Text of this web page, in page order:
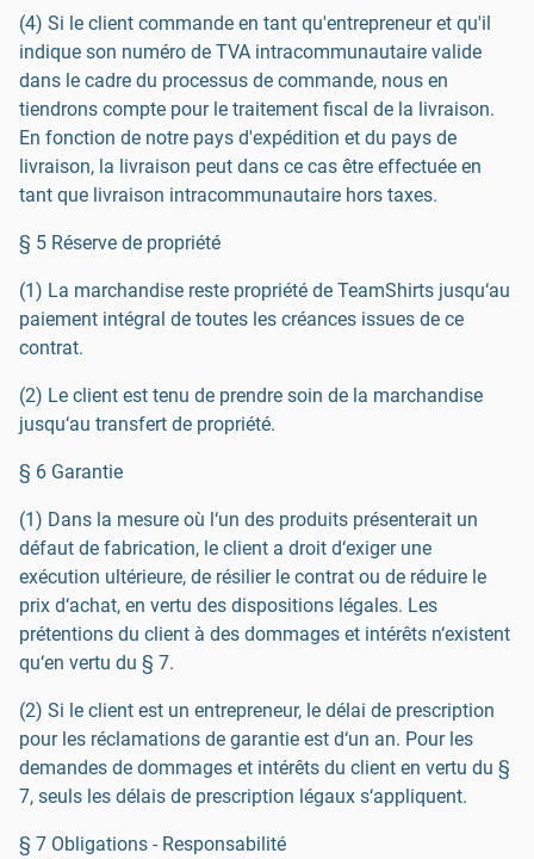
(4) Si le client commande en tant qu'entrepreneur et qu'il
indique son numéro de TVA intracommunautaire valide
dans le cadre du processus de commande, nous en
tiendrons compte pour le traitement fiscal de la livraison.
En fonction de notre pays d'expédition et du pays de
livraison, la livraison peut dans ce cas être effectuée en
tant que livraison intracommunautaire hors taxes.
§ 5 Réserve de propriété
(1) La marchandise reste propriété de TeamShirts jusqu‘au
paiement intégral de toutes les créances issues de ce
contrat.
(2) Le client est tenu de prendre soin de la marchandise
jusqu‘au transfert de propriété.
§ 6 Garantie
(1) Dans la mesure où l‘un des produits présenterait un
défaut de fabrication, le client a droit d‘exiger une
exécution ultérieure, de résilier le contrat ou de réduire le
prix d‘achat, en vertu des dispositions légales. Les
prétentions du client à des dommages et intérêts n‘existent
qu‘en vertu du § 7.
(2) Si le client est un entrepreneur, le délai de prescription
pour les réclamations de garantie est d‘un an. Pour les
demandes de dommages et intérêts du client en vertu du §
7, seuls les délais de prescription légaux s‘appliquent.
§ 7 Obligations - Responsabilité